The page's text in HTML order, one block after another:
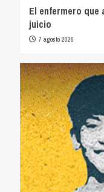
El enfermero
juicio
7 agosto 2026